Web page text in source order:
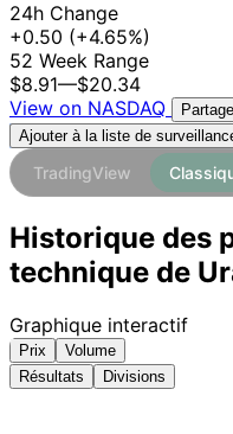
24h Change
+0.50 (+4.65%)
52 Week Range
$8.91—$20.34
View on NASDAQ
Ajouter à la liste de
TradingView
Historique des
technique de
Graphique interactif
Prix
Volume
Résultats
Divisions